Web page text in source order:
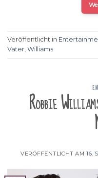
Veröffentlicht in
Vater, Williams
Robbie
VERÖFFENTLICHT AM16.